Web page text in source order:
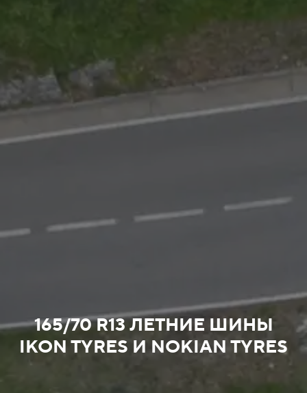
165/70 R13 ЛЕТНИЕ ШИНЫ
IKON TYRES И NOKIAN TYRES